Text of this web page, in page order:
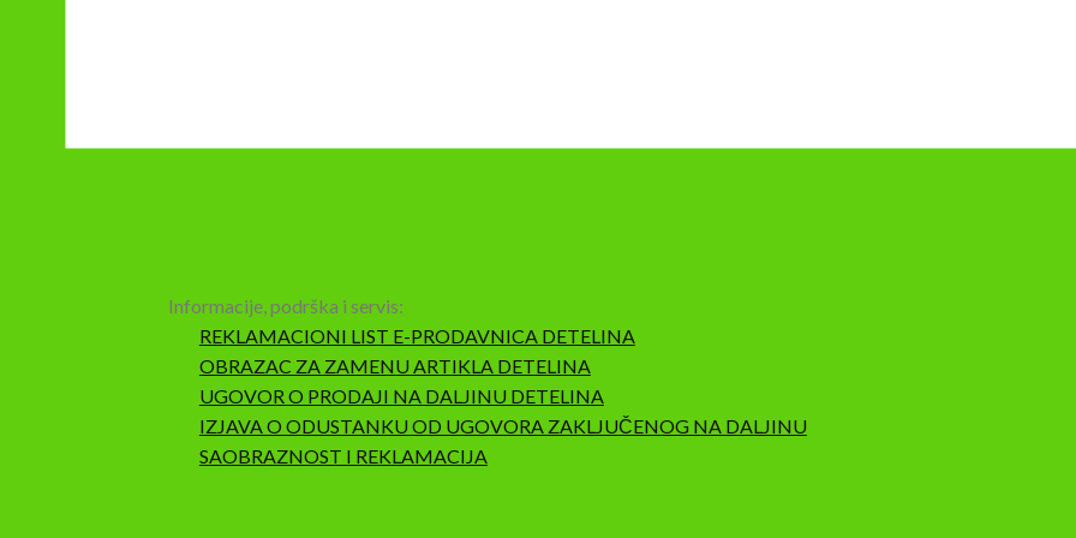
Informacije, podrška i servis:
REKLAMACIONI LIST E-PRODAVNICA DETELINA
OBRAZAC ZA ZAMENU ARTIKLA DETELINA
UGOVOR O PRODAJI NA DALJINU DETELINA
IZJAVA O ODUSTANKU OD UGOVORA ZAKLJUČENOG NA DALJINU
SAOBRAZNOST I REKLAMACIJA